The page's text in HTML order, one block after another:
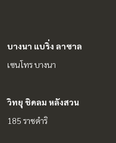
บางนา แบริ่ง ลาซาล
เซนโทร บางนา
วิทยุ ชิดลม หลังสวน
185 ราชดำริ